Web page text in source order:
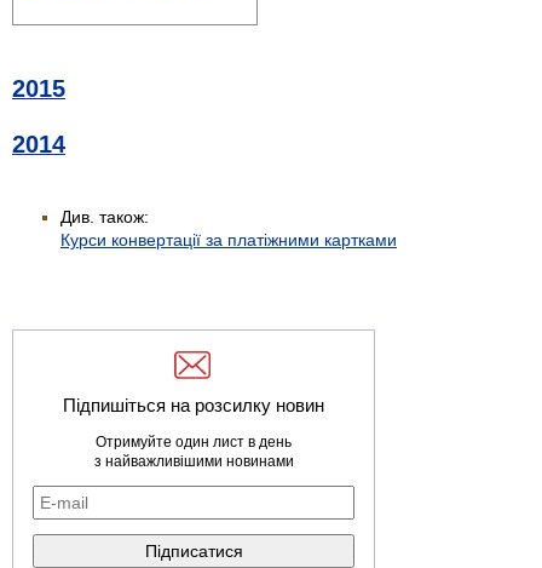
2015
2014
Див. також:
Курси конвертації за платіжними картками
Підпишіться на розсилку новин
Отримуйте один лист в день
з найважливішими новинами